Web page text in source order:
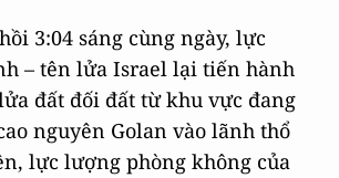
3:04 sáng cùng ngày, lực
– tên lửa Israel lại tiến hành
đất đối đất từ khu vực đang
nguyên Golan vào lãnh thổ
lực lượng phòng không của